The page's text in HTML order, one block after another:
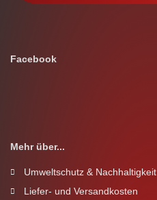
Facebook
Mehr über...
Umweltschutz & Nachhaltigkeit
Liefer- und Versandkosten